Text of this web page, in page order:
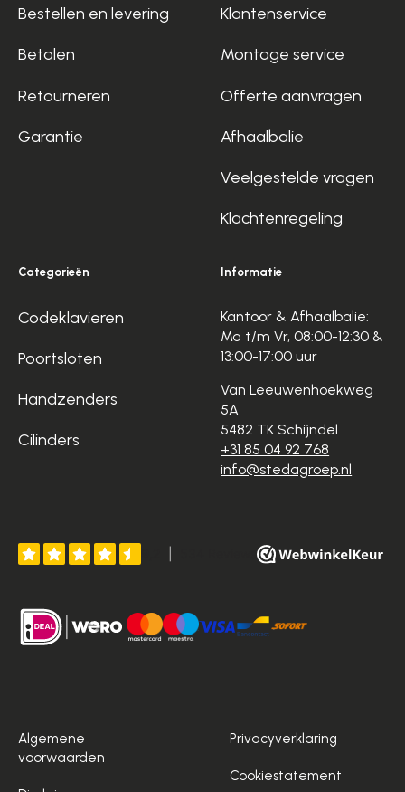
Bestellen en levering
Betalen
Retourneren
Garantie
Klantenservice
Montage service
Offerte aanvragen
Afhaalbalie
Veelgestelde vragen
Klachtenregeling
Categorieën
Codeklavieren
Poortsloten
Handzenders
Cilinders
Informatie
Kantoor & Afhaalbalie:
Ma t/m Vr, 08:00-12:30 &
13:00-17:00 uur
Van Leeuwenhoekweg
5A
5482 TK Schijndel
+31 85 04 92 768
info@stedagroep.nl
Algemene
voorwaarden
Privacyverklaring
Cookiestatement